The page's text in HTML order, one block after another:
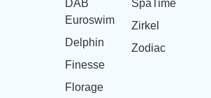
DAB
Euroswim
Delphin
Finesse
Florage
SpaTime
Zirkel
Zodiac